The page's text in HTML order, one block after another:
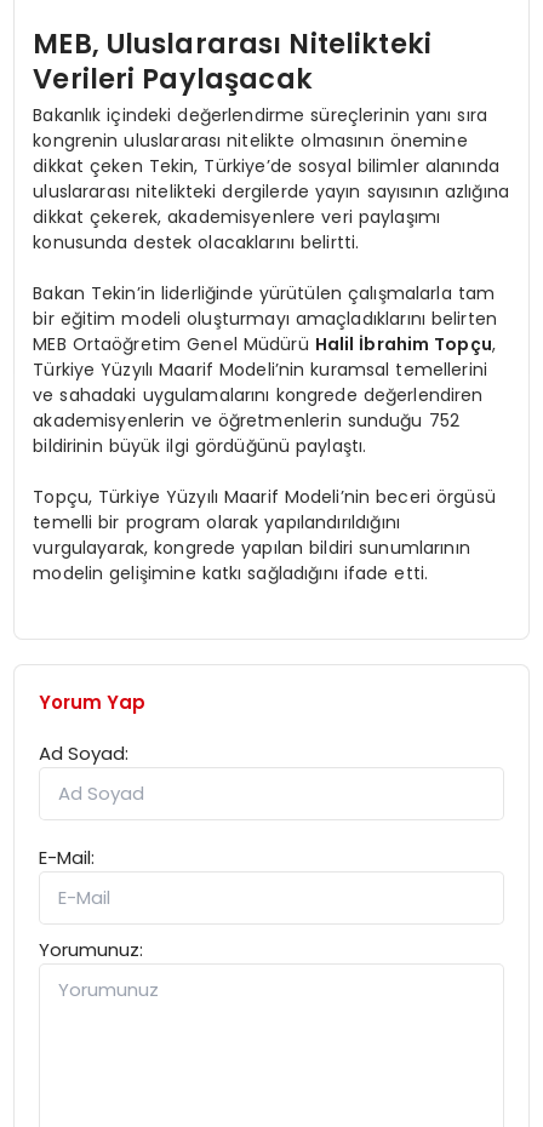
MEB, Uluslararası Nitelikteki
Verileri Paylaşacak
Bakanlık içindeki değerlendirme süreçlerinin yanı sıra
kongrenin uluslararası nitelikte olmasının önemine
dikkat çeken Tekin, Türkiye’de sosyal bilimler alanında
uluslararası nitelikteki dergilerde yayın sayısının azlığına
dikkat çekerek, akademisyenlere veri paylaşımı
konusunda destek olacaklarını belirtti.
Bakan Tekin’in liderliğinde yürütülen çalışmalarla tam
bir eğitim modeli oluşturmayı amaçladıklarını belirten
MEB Ortaöğretim Genel Müdürü Halil İbrahim Topçu,
Türkiye Yüzyılı Maarif Modeli’nin kuramsal temellerini
ve sahadaki uygulamalarını kongrede değerlendiren
akademisyenlerin ve öğretmenlerin sunduğu 752
bildirinin büyük ilgi gördüğünü paylaştı.
Topçu, Türkiye Yüzyılı Maarif Modeli’nin beceri örgüsü
temelli bir program olarak yapılandırıldığını
vurgulayarak, kongrede yapılan bildiri sunumlarının
modelin gelişimine katkı sağladığını ifade etti.
Yorum Yap
Ad Soyad:
E-Mail:
Yorumunuz: